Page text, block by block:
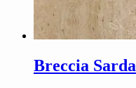
Breccia Sarda